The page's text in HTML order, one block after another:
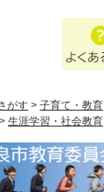
あ
問
がす > 子育て・教育
> 生涯学習・社会教育